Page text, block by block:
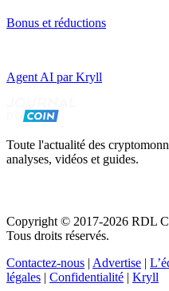
Bonus et réductions
Agent AI par Kryll
Toute l'actualité des
analyses, vidéos et guides.
Copyright © 2017-2026 RDL
Tous droits réservés.
Contactez-nous Advertise
légales
Confidentialité Kryll